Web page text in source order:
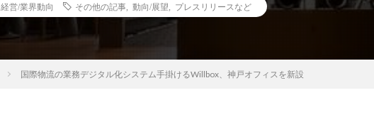
経営/業界動向 その他の記事 動向/展望 プレスリリースなど
国際物流の業務デジタル化システム手掛けるWillbox、神戸オフィスを新設